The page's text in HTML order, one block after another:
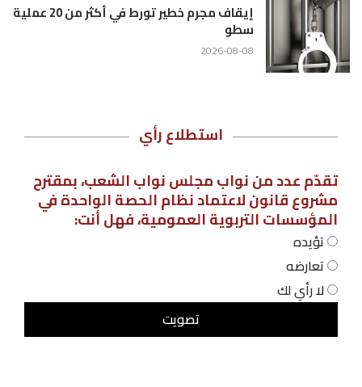
إيقاف مجرم خطير تورط في أكثر من 20 عملية
سطو
2026-08-08
استطلاع رأي
تقدّم عدد من نواب مجلس نواب الشعب، بمقترح
مشروع قانون لاعتماد نظام الحصة الواحدة في
المؤسسات التربوية العمومية، فهل أنت:
تؤيده
تعارضه
لا رأي لك